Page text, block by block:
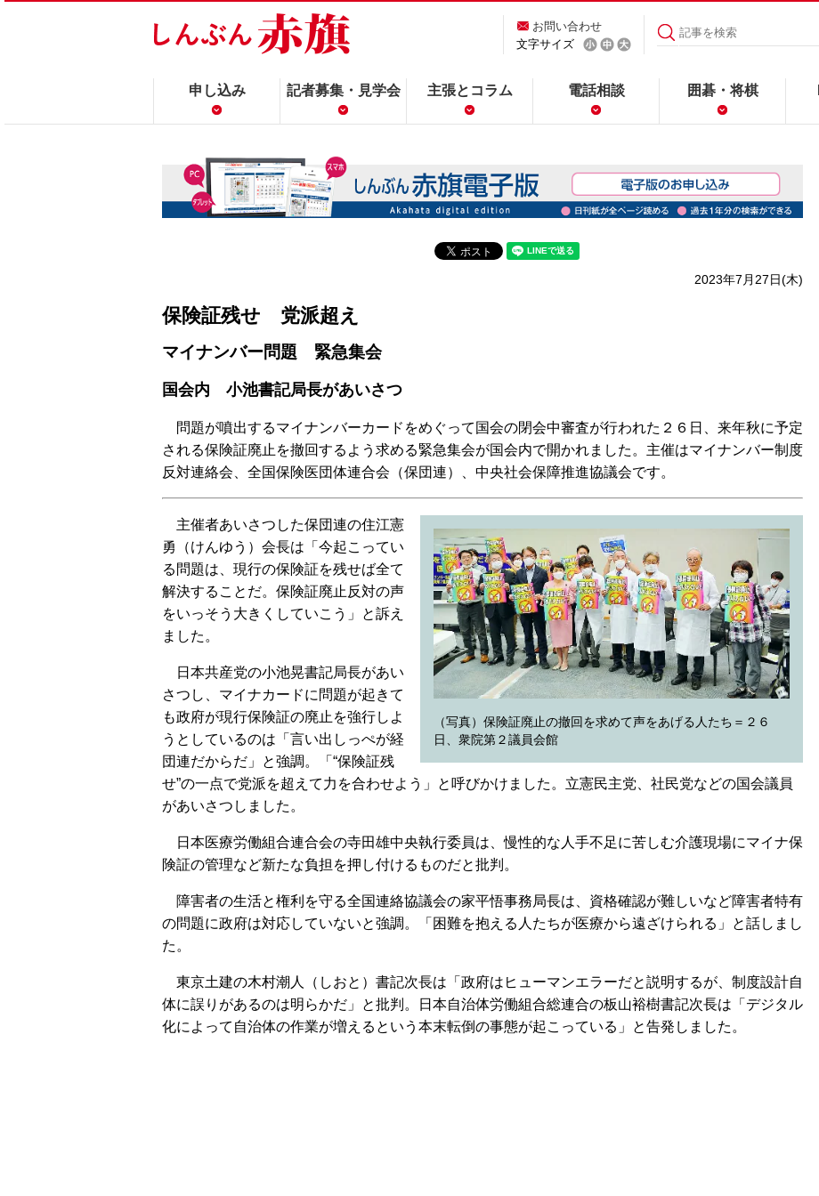
お問い合わせ
文字サイズ
申し込み 記者募集・見学会 主張とコラム 電話相談 囲碁・将棋
2023年7月27日(木)
保険証残せ 党派超え
マイナンバー問題 緊急集会
国会内 小池書記局長があいさつ
問題が噴出するマイナンバーカードをめぐって国会の閉会中審査が行われた２６日、来年秋に予定
される保険証廃止を撤回するよう求める緊急集会が国会内で開かれました。主催はマイナンバー制度
反対連絡会、全国保険医団体連合会（保団連）、中央社会保障推進協議会です。
（写真）保険証廃止の撤回を求めて声をあげる人たち＝２６
日、衆院第２議員会館
主催者あいさつした保団連の住江憲
勇（けんゆう）会長は「今起こってい
る問題は、現行の保険証を残せば全て
解決することだ。保険証廃止反対の声
をいっそう大きくしていこう」と訴え
ました。
日本共産党の小池晃書記局長があい
さつし、マイナカードに問題が起きて
も政府が現行保険証の廃止を強行しよ
うとしているのは「言い出しっぺが経
団連だからだ」と強調。「“保険証残
せ”の一点で党派を超えて力を合わせよう」と呼びかけました。立憲民主党、社民党などの国会議員
があいさつしました。
日本医療労働組合連合会の寺田雄中央執行委員は、慢性的な人手不足に苦しむ介護現場にマイナ保
険証の管理など新たな負担を押し付けるものだと批判。
障害者の生活と権利を守る全国連絡協議会の家平悟事務局長は、資格確認が難しいなど障害者特有
の問題に政府は対応していないと強調。「困難を抱える人たちが医療から遠ざけられる」と話しまし
た。
東京土建の木村潮人（しおと）書記次長は「政府はヒューマンエラーだと説明するが、制度設計自
体に誤りがあるのは明らかだ」と批判。日本自治体労働組合総連合の板山裕樹書記次長は「デジタル
化によって自治体の作業が増えるという本末転倒の事態が起こっている」と告発しました。